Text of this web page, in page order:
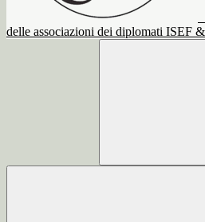
delle associazioni dei diplomati ISEF